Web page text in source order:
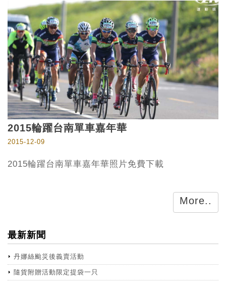
2015輪躍台南單車嘉年華
2015-12-09
2015輪躍台南單車嘉年華照片免費下載
More..
最新新聞
丹娜絲颱災後義賣活動
隨貨附贈活動限定提袋一只